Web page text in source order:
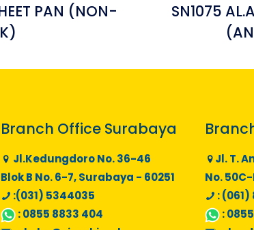
PAN (NON-
SN1075
Branch Office Surabaya
Jl.Kedungdoro No. 36-46
Blok B No. 6-7, Surabaya - 60251
:(031) 5344035
:0855 8833 404
Jl. T.
No. 50C-
:
: